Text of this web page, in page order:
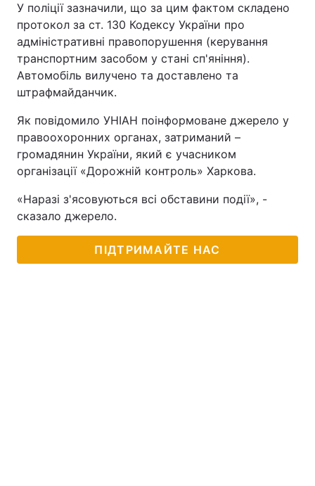
У поліції зазначили, що за цим фактом складено
протокол за ст. 130 Кодексу України про
адміністративні правопорушення (керування
транспортним засобом у стані сп'яніння).
Автомобіль вилучено та доставлено та
штрафмайданчик.
Як повідомило УНІАН поінформоване джерело у
правоохоронних органах, затриманий –
громадянин України, який є учасником
організації «Дорожній контроль» Харкова.
«Наразі з'ясовуються всі обставини події», -
сказало джерело.
ПІДТРИМАЙТЕ НАС